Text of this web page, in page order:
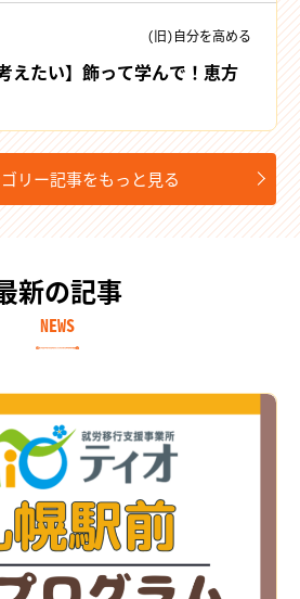
(旧)自分を高める
えたい】飾って学んで！恵方
リー記事をもっと見る
新の記事
NEWS